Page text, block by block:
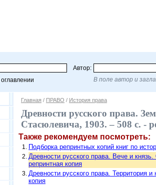
Автор:
В поле автор и
Главная / ПРАВО / История права
Древности русского права.
Стасюлевича, 1903. – 508 с. -
Также рекомендуем посмотреть:
Подборка репринтных копий книг по
Древности русского права. Вече и
репринтная копия
Древности русского права.
копия